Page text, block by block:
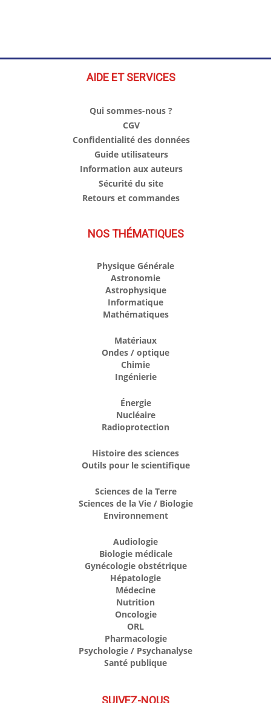
AIDE ET SERVICES
Qui sommes-nous ?
CGV
Confidentialité des données
Guide utilisateurs
Information aux auteurs
Sécurité du site
Retours et commandes
NOS THÉMATIQUES
Physique Générale
Astronomie
Astrophysique
Informatique
Mathématiques
Matériaux
Ondes / optique
Chimie
Ingénierie
Énergie
Nucléaire
Radioprotection
Histoire des sciences
Outils pour le scientifique
Sciences de la Terre
Sciences de la Vie / Biologie
Environnement
Audiologie
Biologie médicale
Gynécologie obstétrique
Hépatologie
Médecine
Nutrition
Oncologie
ORL
Pharmacologie
Psychologie / Psychanalyse
Santé publique
SUIVEZ-NOUS